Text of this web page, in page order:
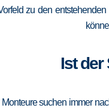
zu den
Ist der
suchen immer